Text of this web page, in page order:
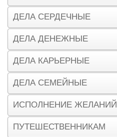
ДЕЛА СЕРДЕЧНЫЕ
ДЕЛА ДЕНЕЖНЫЕ
ДЕЛА КАРЬЕРНЫЕ
ДЕЛА СЕМЕЙНЫЕ
ИСПОЛНЕНИЕ ЖЕЛАНИЙ
ПУТЕШЕСТВЕННИКАМ